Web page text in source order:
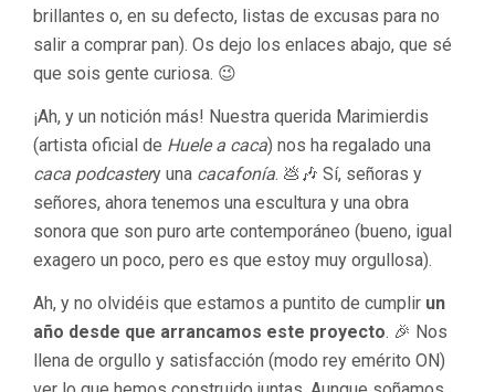
brillantes o, en su defecto, listas de excusas para no
salir a comprar pan). Os dejo los enlaces abajo, que sé
que sois gente curiosa. 😉
¡Ah, y un notición más! Nuestra querida Marimierdis
(artista oficial de Huele a caca) nos ha regalado una
caca podcastery una cacafonía. 💩🎶 Sí, señoras y
señores, ahora tenemos una escultura y una obra
sonora que son puro arte contemporáneo (bueno, igual
exagero un poco, pero es que estoy muy orgullosa).
Ah, y no olvidéis que estamos a puntito de cumplir un
año desde que arrancamos este proyecto. 🎉 Nos
llena de orgullo y satisfacción (modo rey emérito ON)